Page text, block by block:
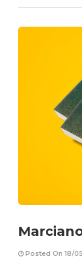
Posted On 18/